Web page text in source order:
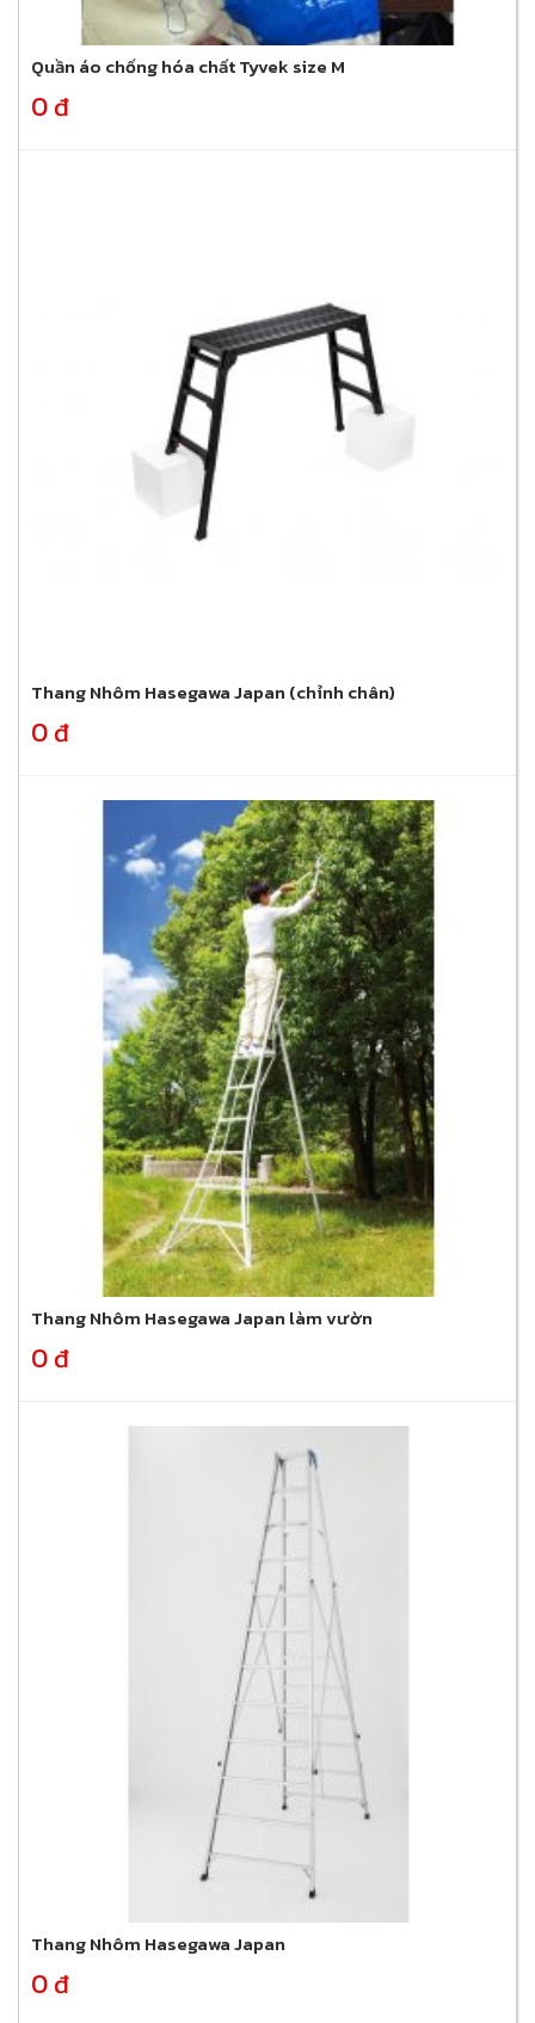
Quần áo chống hóa chất Tyvek size M
0 đ
Thang Nhôm Hasegawa Japan (chỉnh chân)
0 đ
Thang Nhôm Hasegawa Japan làm vườn
0 đ
Thang Nhôm Hasegawa Japan
0 đ